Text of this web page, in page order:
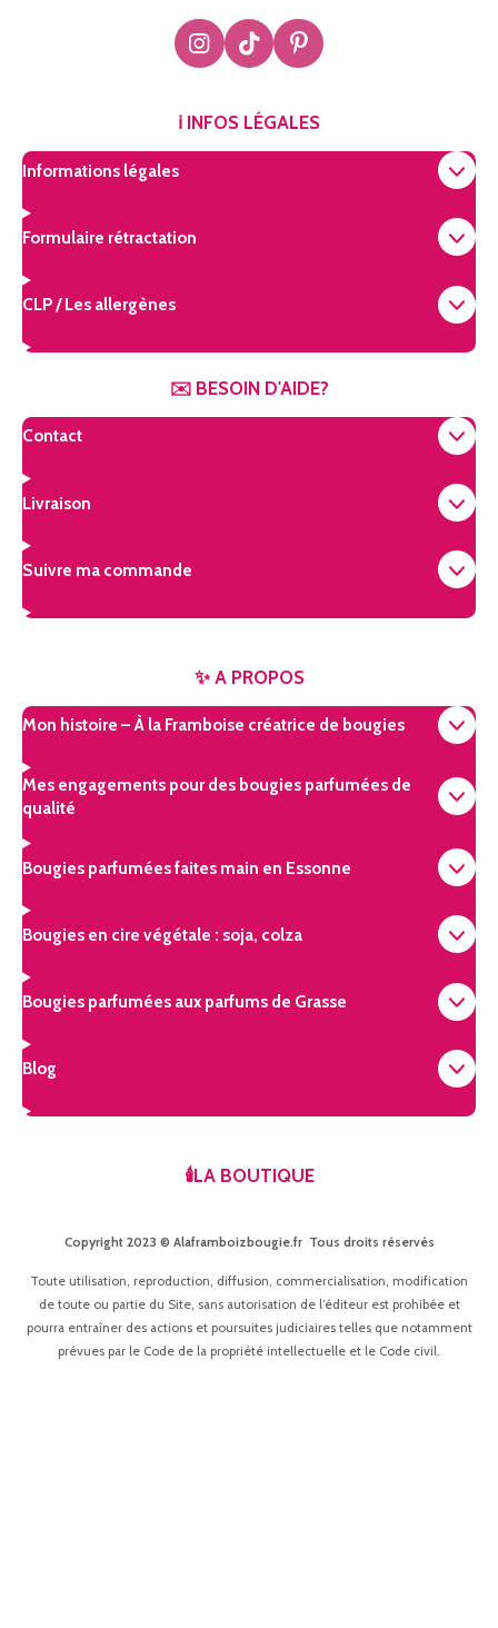
I
n
t
T
i
T
P
i
t
ℹ️ INFOS LÉGALES
Informations légales
Formulaire rétractation
CLP / Les allergènes
✉️ BESOIN D'AIDE?
Contact
Livraison
Suivre ma commande
✨ A PROPOS
Mon histoire – À la Framboise créatrice de bougies
Mes engagements pour des bougies parfumées de
qualité
Bougies parfumées faites main en Essonne
Bougies en cire végétale : soja, colza
Bougies parfumées aux parfums de Grasse
Blog
🕯️LA BOUTIQUE
Copyright 2023 © Alaframboizbougie.fr Tous droits réservés
Toute utilisation, reproduction, diffusion, commercialisation, modification
de toute ou partie du Site, sans autorisation de l’éditeur est prohibée et
pourra entraîner des actions et poursuites judiciaires telles que notamment
prévues par le Code de la propriété intellectuelle et le Code civil.